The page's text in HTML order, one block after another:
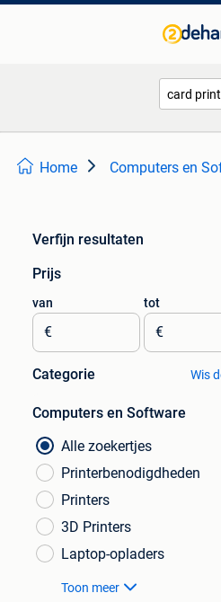
Home Computers en
Verfijn resultaten
Prijs
van
€
tot
€
Categorie Wis
Computers en Software
Alle zoekertjes
Printerbenodigdheden
Printers
3D Printers
Laptop-opladers
Toon meer